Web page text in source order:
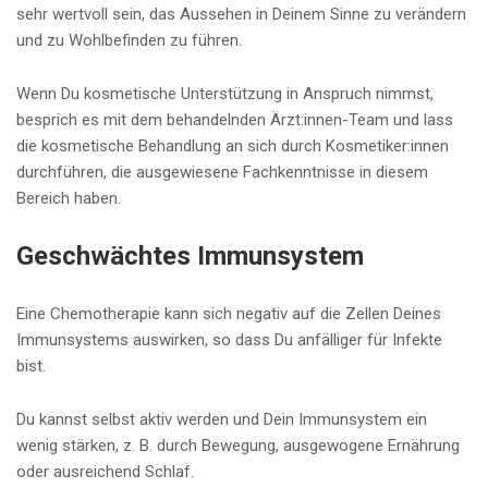
sehr wertvoll sein, das Aussehen in Deinem Sinne zu verändern
und zu Wohlbefinden zu führen.
Wenn Du kosmetische Unterstützung in Anspruch nimmst,
besprich es mit dem behandelnden Ärzt:innen-Team und lass
die kosmetische Behandlung an sich durch Kosmetiker:innen
durchführen, die ausgewiesene Fachkenntnisse in diesem
Bereich haben.
Geschwächtes Immunsystem
Eine Chemotherapie kann sich negativ auf die Zellen Deines
Immunsystems auswirken, so dass Du anfälliger für Infekte
bist.
Du kannst selbst aktiv werden und Dein Immunsystem ein
wenig stärken, z. B. durch Bewegung, ausgewogene Ernährung
oder ausreichend Schlaf.